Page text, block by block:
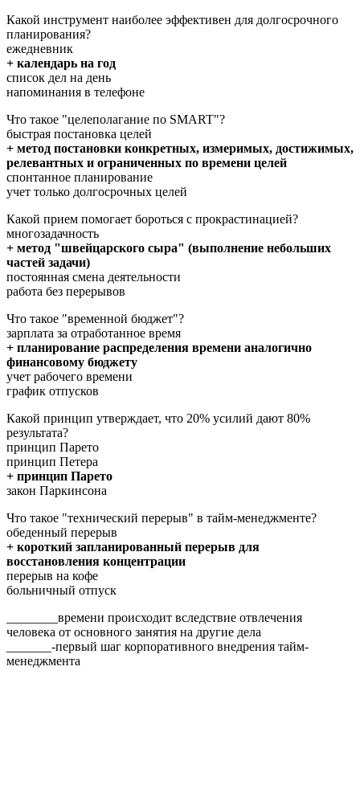
Какой инструмент наиболее эффективен для долгосрочного
планирования?
ежедневник
+ календарь на год
список дел на день
напоминания в телефоне
Что такое "целеполагание по SMART"?
быстрая постановка целей
+ метод постановки конкретных, измеримых, достижимых,
релевантных и ограниченных по времени целей
спонтанное планирование
учет только долгосрочных целей
Какой прием помогает бороться с прокрастинацией?
многозадачность
+ метод "швейцарского сыра" (выполнение небольших
частей задачи)
постоянная смена деятельности
работа без перерывов
Что такое "временной бюджет"?
зарплата за отработанное время
+ планирование распределения времени аналогично
финансовому бюджету
учет рабочего времени
график отпусков
Какой принцип утверждает, что 20% усилий дают 80%
результата?
принцип Парето
принцип Петера
+ принцип Парето
закон Паркинсона
Что такое "технический перерыв" в тайм-менеджменте?
обеденный перерыв
+ короткий запланированный перерыв для
восстановления концентрации
перерыв на кофе
больничный отпуск
________времени происходит вследствие отвлечения
человека от основного занятия на другие дела
_______-первый шаг корпоративного внедрения тайм-
менеджмента